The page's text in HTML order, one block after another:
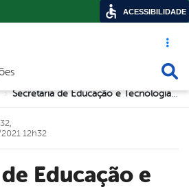
Acesso
navegação
> Secretaria de Educação e Tecnologia realiza nesta quarta-feira a palestra “Você não está sozinho”
12h32
ACESSIBILIDADE